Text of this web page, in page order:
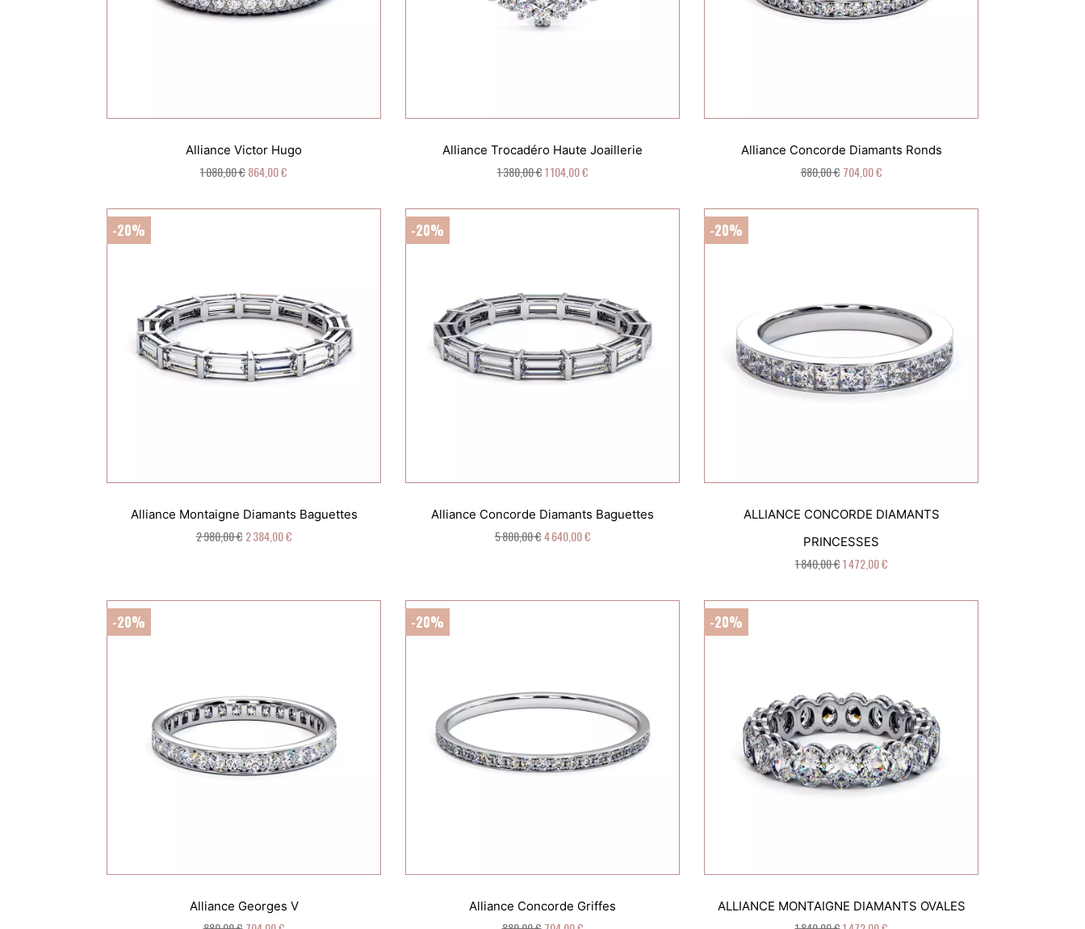
Alliance Victor Hugo
1 080,00 €864,00 €
Alliance Trocadéro Haute Joaillerie
1 380,00 €1 104,00 €
Alliance Concorde Diamants Ronds
880,00 € 704,00 €
Alliance Montaigne Diamants Baguettes
2 980,00 € 2 384,00 €
-20%
Alliance Concorde Diamants Baguettes
5 800,00 €4 640,00 €
-20%
ALLIANCE CONCORDE DIAMANTS
PRINCESSES
1 840,00 €1 472,00 €
-20%
Alliance Georges V
-20%
Alliance Concorde Griffes
-20%
ALLIANCE MONTAIGNE DIAMANTS OVALES
-20%